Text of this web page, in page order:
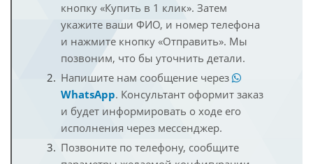
кнопку «Купить в 1 клик». Затем
укажите ваши ФИО, и номер телефона
и нажмите кнопку «Отправить». Мы
позвоним, что бы уточнить детали.
Напишите нам сообщение через
WhatsApp. Консультант оформит заказ
и будет информировать о ходе его
исполнения через мессенджер.
Позвоните по телефону, сообщите